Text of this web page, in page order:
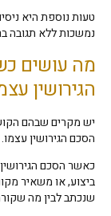
טעות נוספת היא
נמשכות ללא תגובה
מה עושים
הגירושין
יש מקרים שבהם
הסכם הגירושין עצמו.
כאשר הסכם הגירושין
ביצוע, או משאיר
שנכתב לבין מה